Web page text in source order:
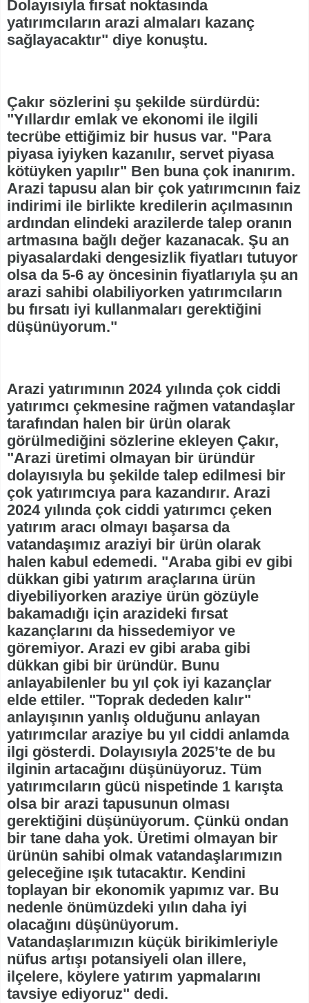
Dolayısıyla fırsat noktasında
yatırımcıların arazi almaları kazanç
sağlayacaktır" diye konuştu.
Çakır sözlerini şu şekilde sürdürdü:
"Yıllardır emlak ve ekonomi ile ilgili
tecrübe ettiğimiz bir husus var. "Para
piyasa iyiyken kazanılır, servet piyasa
kötüyken yapılır" Ben buna çok inanırım.
Arazi tapusu alan bir çok yatırımcının faiz
indirimi ile birlikte kredilerin açılmasının
ardından elindeki arazilerde talep oranın
artmasına bağlı değer kazanacak. Şu an
piyasalardaki dengesizlik fiyatları tutuyor
olsa da 5-6 ay öncesinin fiyatlarıyla şu an
arazi sahibi olabiliyorken yatırımcıların
bu fırsatı iyi kullanmaları gerektiğini
düşünüyorum."
Arazi yatırımının 2024 yılında çok ciddi
yatırımcı çekmesine rağmen vatandaşlar
tarafından halen bir ürün olarak
görülmediğini sözlerine ekleyen Çakır,
"Arazi üretimi olmayan bir üründür
dolayısıyla bu şekilde talep edilmesi bir
çok yatırımcıya para kazandırır. Arazi
2024 yılında çok ciddi yatırımcı çeken
yatırım aracı olmayı başarsa da
vatandaşımız araziyi bir ürün olarak
halen kabul edemedi. "Araba gibi ev gibi
dükkan gibi yatırım araçlarına ürün
diyebiliyorken araziye ürün gözüyle
bakamadığı için arazideki fırsat
kazançlarını da hissedemiyor ve
göremiyor. Arazi ev gibi araba gibi
dükkan gibi bir üründür. Bunu
anlayabilenler bu yıl çok iyi kazançlar
elde ettiler. "Toprak dededen kalır"
anlayışının yanlış olduğunu anlayan
yatırımcılar araziye bu yıl ciddi anlamda
ilgi gösterdi. Dolayısıyla 2025’te de bu
ilginin artacağını düşünüyoruz. Tüm
yatırımcıların gücü nispetinde 1 karışta
olsa bir arazi tapusunun olması
gerektiğini düşünüyorum. Çünkü ondan
bir tane daha yok. Üretimi olmayan bir
ürünün sahibi olmak vatandaşlarımızın
geleceğine ışık tutacaktır. Kendini
toplayan bir ekonomik yapımız var. Bu
nedenle önümüzdeki yılın daha iyi
olacağını düşünüyorum.
Vatandaşlarımızın küçük birikimleriyle
nüfus artışı potansiyeli olan illere,
ilçelere, köylere yatırım yapmalarını
tavsiye ediyoruz" dedi.